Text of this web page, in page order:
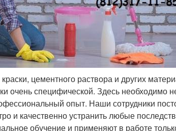
цементного раствора и других
очень специфической. Здесь необходимо
опыт. Наши сотрудники
и качественно устранить любые
обучение и применяют в работе